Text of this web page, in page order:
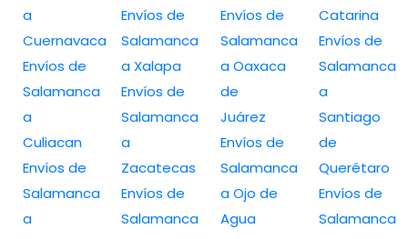
a
Cuernavaca
Envíos de
Salamanca
a
Culiacan
Envíos de
Salamanca
a
Envíos de
Salamanca
a Xalapa
Envíos de
Salamanca
a
Zacatecas
Envíos de
Salamanca
Envíos de
Salamanca
a Oaxaca
de
Juárez
Envíos de
Salamanca
a Ojo de
Agua
Catarina
Envíos de
Salamanca
a
Santiago
de
Querétaro
Envíos de
Salamanca